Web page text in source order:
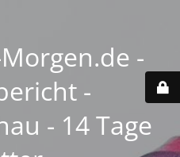
-
-
- 14 Tage